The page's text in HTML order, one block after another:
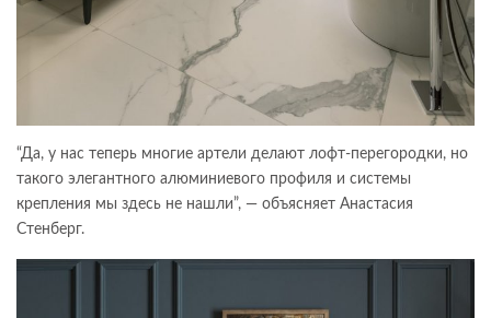
“Да, у нас теперь многие артели делают лофт-перегородки, но
такого элегантного алюминиевого профиля и системы
крепления мы здесь не нашли”, — объясняет Анастасия
Стенберг.